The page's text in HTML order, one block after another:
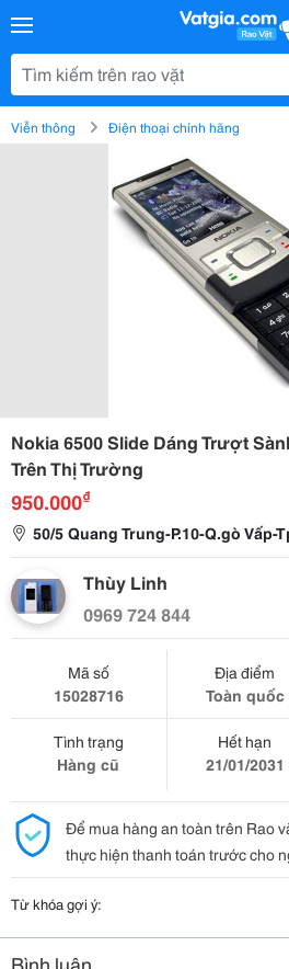
Viễn thông Điện thoại chính hãng
Nokia 6500 Slide Dáng Trượt
Trên Thị Trường
950.000₫
50/5 Quang Trung-P.10-Q.gò Vấp-
Thùy Linh
0969 724 844
Mã số
15028716
Địa điểm
Toàn quốc
Tình trạng
Hàng cũ
Hết hạn
21/01/2031
Để mua hàng an toàn trên Rao
thực hiện thanh toán trước cho
Từ khóa gợi ý: